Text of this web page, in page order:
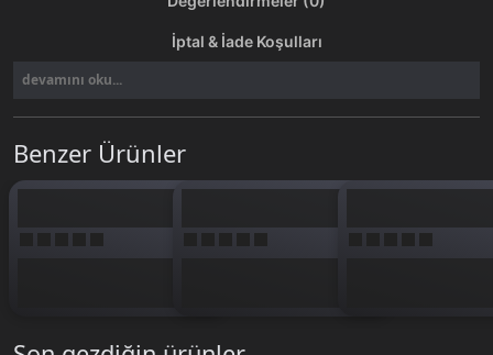
İptal & İade Koşulları
devamını oku...
Benzer Ürünler